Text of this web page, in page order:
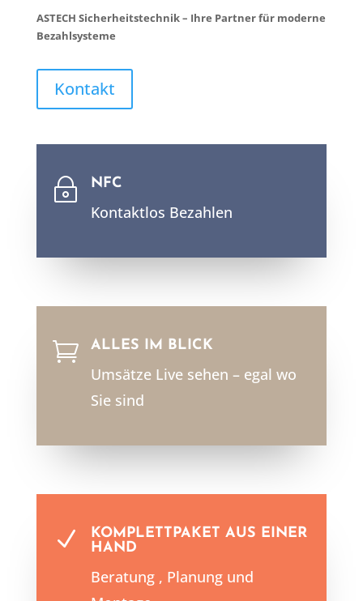
ASTECH Sicherheitstechnik – Ihre Partner für moderne
Bezahlsysteme
Kontakt
~ NFC
Kontaktlos Bezahlen
 ALLES IM BLICK
Umsätze Live sehen – egal wo
Sie sind
N
KOMPLETTPAKET AUS EINER
HAND
Beratung , Planung und